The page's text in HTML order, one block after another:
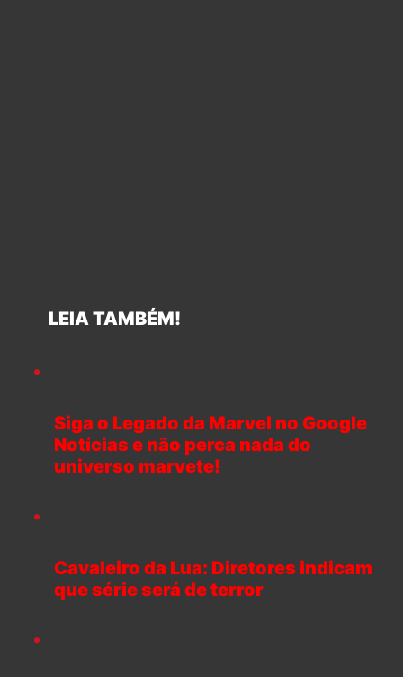
LEIA TAMBÉM!
Siga o Legado da Marvel no Google
Notícias e não perca nada do
universo marvete!
Cavaleiro da Lua: Diretores indicam
que série será de terror